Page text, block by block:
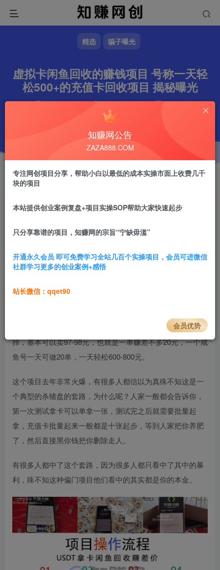
精选 骗子曝光
虚拟卡闲鱼回收的赚钱项目 号称一天轻
松500+的充值卡回收项目 揭秘曝光
文章字数545 阅读耗时2分钟
更新时间
作者镇山的虎
镇山的虎
项目介绍
这个偏门ZP手法是去年已经在火的项目了，但是我才想起
这个项目他们介绍非常简单。他们直接说是某某客服，和你
等等，在他们那里拿75-85一张，然后去咸鱼卖卡券那里卖
掉，基本可以卖97-98元，也就是一单赚差不多20元，一个咸
鱼号一天可做20单，一天轻松600-800元。
这个项目去年非常火爆，有很多人都信以为真殊不知这是一
个典型的杀猪盘的套路，为什么呢？人家一般都会告诉你，
第一次测试拿卡可以单拿一张，测试完之后就需要批量起
拿，充值卡批量起来一般都是十张起步，等到人家把你养肥
了，然后直接黑你钱把你删除走人。
有很多人都中了这个套路，因为很多人都只看中了其中的暴
利，殊不知这种偏门项目他们看中的其实都是你的本金。
知赚网公告
ZAZA888.COM
专注网创项目分享，帮助小白以最低的成本实操市面上收费几千
块的项目
本站提供创业案例复盘+项目实操SOP帮助大家快速起步
只分享靠谱的项目，知赚网的宗旨“宁缺毋滥”
开通永久会员 即可免费学习全站几百个实操项目，会员可进微信
社群学习更多的创业案例+感悟
站长微信：qqet90
会员优势